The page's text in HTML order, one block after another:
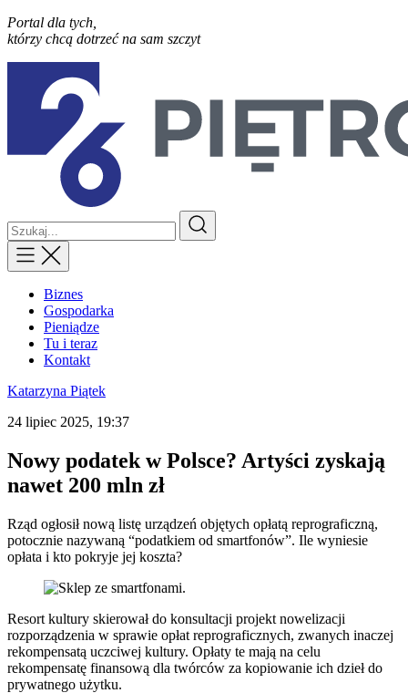
Portal dla tych,
którzy chcą dotrzeć na sam szczyt
Biznes
Gospodarka
Pieniądze
Tu i teraz
Kontakt
Katarzyna Piątek
24 lipiec 2025, 19:37
Nowy podatek w Polsce? Artyści zyskają
nawet 200 mln zł
Rząd ogłosił nową listę urządzeń objętych opłatą reprograficzną,
potocznie nazywaną “podatkiem od smartfonów”. Ile wyniesie
opłata i kto pokryje jej koszta?
Resort kultury skierował do konsultacji projekt nowelizacji
rozporządzenia w sprawie opłat reprograficznych, zwanych inaczej
rekompensatą uczciwej kultury. Opłaty te mają na celu
rekompensatę finansową dla twórców za kopiowanie ich dzieł do
prywatnego użytku.